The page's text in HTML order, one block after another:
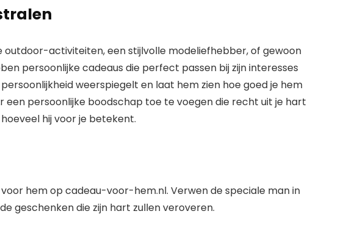
outdoor-activiteiten, een stijlvolle modeliefhebber, of gewoon
persoonlijke cadeaus die perfect passen bij zijn interesses
weerspiegelt en laat hem zien hoe goed je hem
een persoonlijke boodschap toe te voegen die recht uit je hart
hij voor je betekent.
hem op cadeau-voor-hem.nl. Verwen de speciale man in
geschenken die zijn hart zullen veroveren.